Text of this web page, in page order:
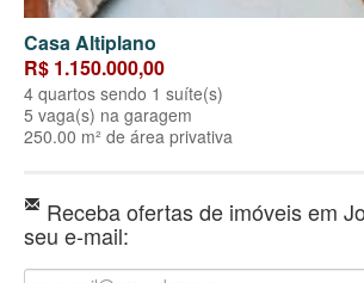
Casa Altiplano
R$ 1.150.000,00
4 quartos sendo 1 suíte(s)
5 vaga(s) na garagem
250.00 m² de área privativa
Receba ofertas de imóveis em
seu e-mail: